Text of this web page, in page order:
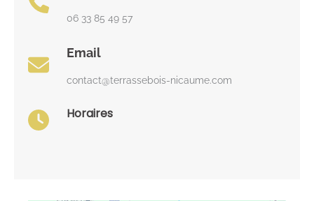
06 33 85 49 57
Email
contact@terrassebois-nicaume.com
Horaires